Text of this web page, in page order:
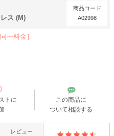
ス (M)
商品コード
A02998
一料金］
トに
この商品に
ついて相談する
レビュー